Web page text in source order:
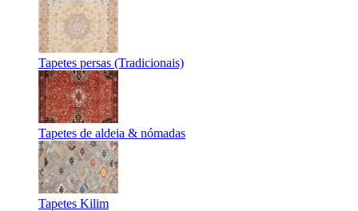
Tapetes persas (Tradicionais)
Tapetes de aldeia & nómadas
Tapetes Kilim